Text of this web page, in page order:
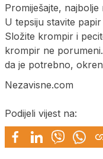
Promiješajte,
U tepsiju stavite
Složite krompir i
krompir ne
da je potrebno,
Nezavisne.com
Podijeli vijest na: